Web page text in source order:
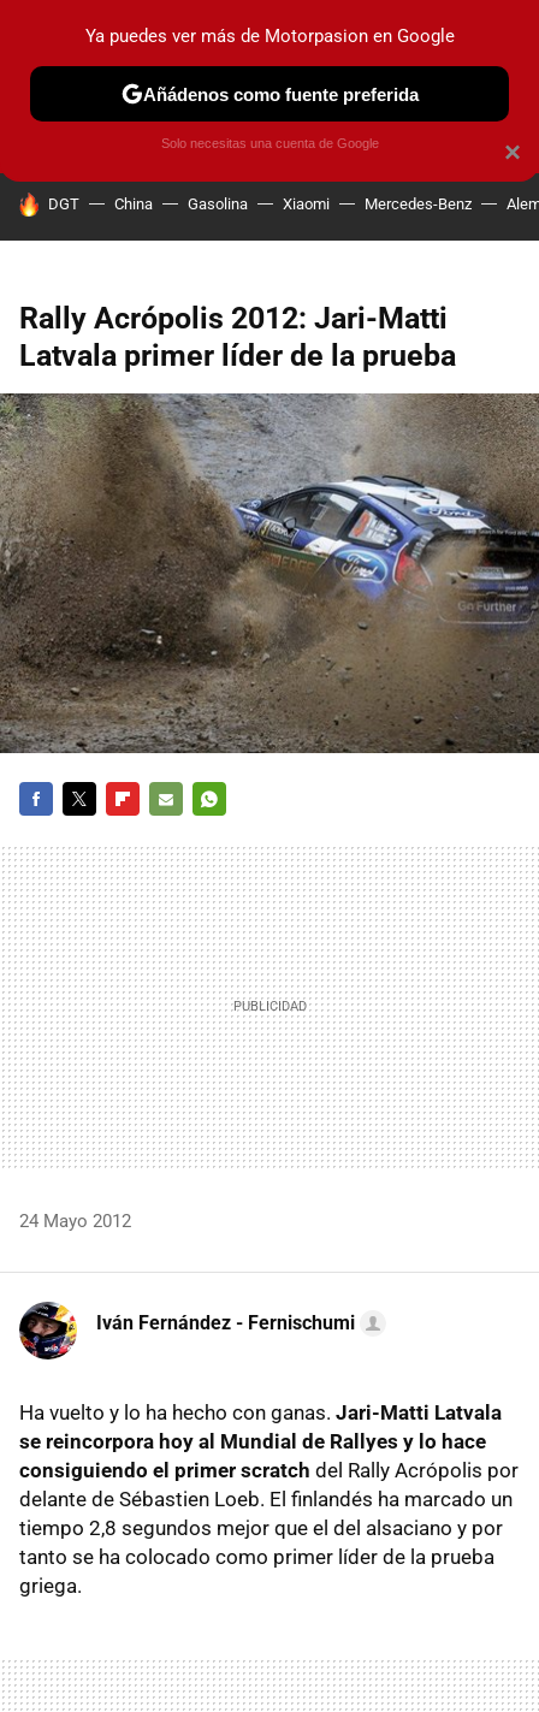
PRUEBAS COCHES ELÉCTRICOS OBSERVATORIO
HOY SE HABLA DE
DGT China Gasolina Xiaomi Mercedes-Benz
Rally Acrópolis 2012: Jari-Matti
Latvala primer líder de la prueba
MAIL
24 Mayo 2012
Iván Fernández - Fernischumi
Ha vuelto y lo ha hecho con ganas. Jari-Matti Latvala
se reincorpora hoy al Mundial de Rallyes y lo hace
consiguiendo el primer scratch del Rally Acrópolis por
delante de Sébastien Loeb. El finlandés ha marcado un
tiempo 2,8 segundos mejor que el del alsaciano y por
tanto se ha colocado como primer líder de la prueba
griega.
×
Ya puedes ver más de Motorpasion en Google
Añádenos como fuente preferida
Solo necesitas una cuenta de Google